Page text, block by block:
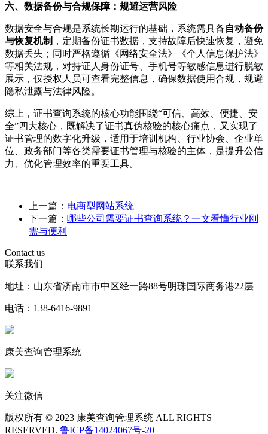
六、数据备份与合规保障：规避运营风险
数据安全与合规是系统长期运行的基础，系统需具备自动备份
与恢复机制 ，定期备份证书数据，支持故障后快速恢复，避免
数据丢失；同时严格遵循《网络安全法》《个人信息保护法》
等相关法规，对持证人身份证号、手机号等敏感信息进行脱敏
展示，仅授权人员可查看完整信息，确保数据使用合规，规避
隐私泄露与法律风险。
综上，证书查询系统的核心功能围绕“可信、高效、便捷、安
全”四大核心，既解决了证书真伪核验的核心痛点，又实现了
证书管理的数字化升级，适用于培训机构、行业协会、企业单
位、政务部门等各类需要证书管理与核验的主体，是提升公信
力、优化管理效率的重要工具。
上一篇： 电商型网站系统
下一篇： 哪些公司需要证书查询系统？一文看懂行业刚
需与便利
Contact us
联系我们
地址：山东省济南市市中区经一路88号明珠国际商务港22层
电话：138-6416-9891
康美查询管理系统
关注微信
版权所有 © 2023 康美查询管理系统 ALL RIGHTS
RESERVED. 鲁ICP备14024067号-20